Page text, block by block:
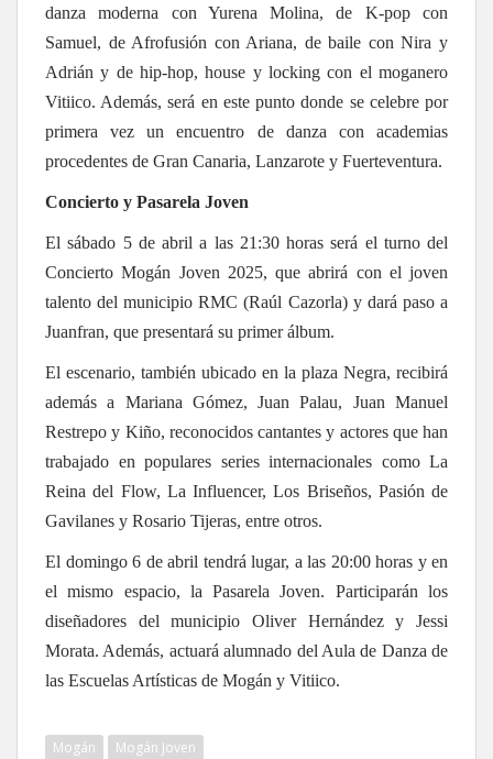
danza moderna con Yurena Molina, de K-pop con
Samuel, de Afrofusión con Ariana, de baile con Nira y
Adrián y de hip-hop, house y locking con el moganero
Vitiico. Además, será en este punto donde se celebre por
primera vez un encuentro de danza con academias
procedentes de Gran Canaria, Lanzarote y Fuerteventura.
Concierto y Pasarela Joven
El sábado 5 de abril a las 21:30 horas será el turno del
Concierto Mogán Joven 2025, que abrirá con el joven
talento del municipio RMC (Raúl Cazorla) y dará paso a
Juanfran, que presentará su primer álbum.
El escenario, también ubicado en la plaza Negra, recibirá
además a Mariana Gómez, Juan Palau, Juan Manuel
Restrepo y Kiño, reconocidos cantantes y actores que han
trabajado en populares series internacionales como La
Reina del Flow, La Influencer, Los Briseños, Pasión de
Gavilanes y Rosario Tijeras, entre otros.
El domingo 6 de abril tendrá lugar, a las 20:00 horas y en
el mismo espacio, la Pasarela Joven. Participarán los
diseñadores del municipio Oliver Hernández y Jessi
Morata. Además, actuará alumnado del Aula de Danza de
las Escuelas Artísticas de Mogán y Vitiico.
Mogán Mogán Joven